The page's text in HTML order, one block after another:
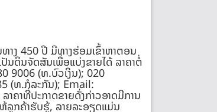
າງ 450 ປີ ມີທາງຮ່ອມເຂົ້າຫາຕອນ
ດິນຈັດສັນເພື່ອແບ່ງຂາຍໄດ້ ລາຄາຕໍ່
9006 (ທ.ບົວເງິນ); 020
(ທ.ກໍລະກັນ); Email:
າທີ່ປະກາດຂາຍດັ່ງກ່າວອາດມີການ
ລູກຄ້າຮັບຮູ້, ລາຍລະອຽດແມ່ນ